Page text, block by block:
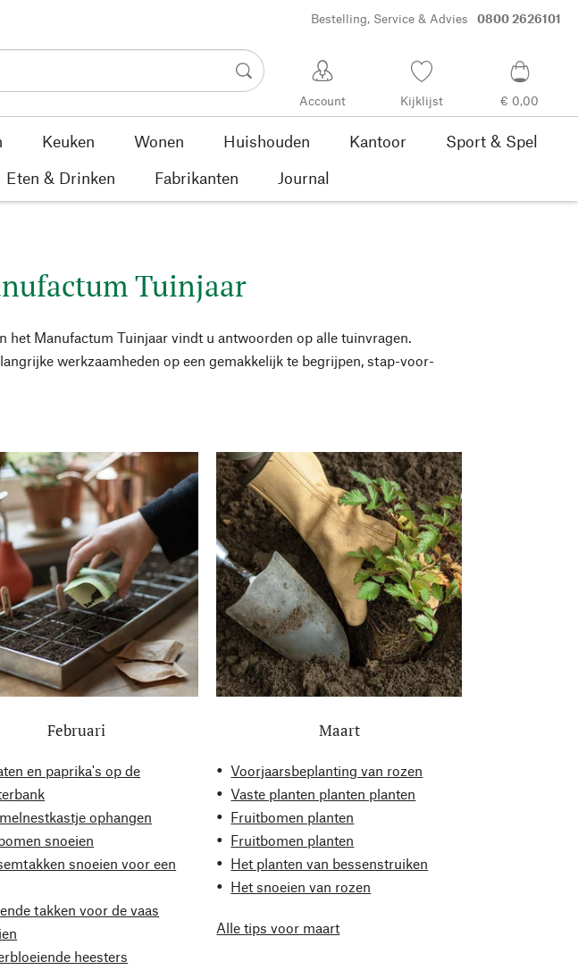
Bestelling, Service & Advies 0800 2626101
Account Kijklijst € 0,00
Keuken Wonen Huishouden Kantoor
Sport & Spel
Eten & Drinken Fabrikanten Journal
Tuinjaar
het Manufactum Tuinjaar vindt u antwoorden op alle tuinvragen.
werkzaamheden op een gemakkelijk te begrijpen, stap-voor-
Februari
en paprika's op de
ophangen
snoeien
snoeien voor een
takken voor de vaas
heesters
Maart
Voorjaarsbeplanting van rozen
Vaste planten planten planten
Fruitbomen planten
Fruitbomen planten
Het planten van bessenstruiken
Het snoeien van rozen
Alle tips voor maart